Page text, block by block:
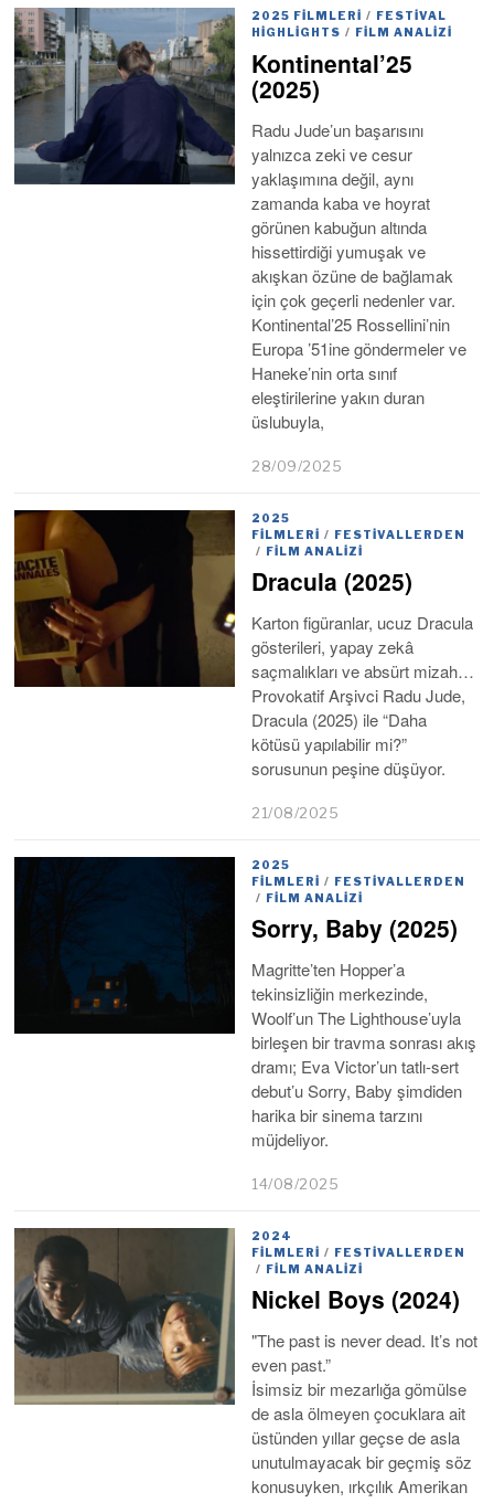
2025 FILMLERI /
FESTIVAL
HIGHLIGHTS / FILM ANALIZI
Kontinental’25
(2025)
Radu Jude’un başarısını
yalnızca zeki ve cesur
yaklaşımına değil, aynı
zamanda kaba ve hoyrat
görünen kabuğun altında
hissettirdiği yumuşak ve
akışkan özüne de bağlamak
için çok geçerli nedenler var.
Kontinental’25 Rossellini’nin
Europa ’51ine göndermeler ve
Haneke’nin orta sınıf
eleştirilerine yakın duran
üslubuyla,
28/09/2025
2025
FILMLERI / FESTIVALLERDEN
/ FILM ANALIZI
Dracula (2025)
Karton figüranlar, ucuz Dracula
gösterileri, yapay zekâ
saçmalıkları ve absürt mizah…
Provokatif Arşivci Radu Jude,
Dracula (2025) ile “Daha
kötüsü yapılabilir mi?”
sorusunun peşine düşüyor.
21/08/2025
2025
FILMLERI / FESTIVALLERDEN
/ FILM ANALIZI
Sorry, Baby (2025)
Magritte’ten Hopper’a
tekinsizliğin merkezinde,
Woolf’un The Lighthouse’uyla
birleşen bir travma sonrası akış
dramı; Eva Victor’un tatlı-sert
debut’u Sorry, Baby şimdiden
harika bir sinema tarzını
müjdeliyor.
14/08/2025
2024
FILMLERI / FESTIVALLERDEN
/ FILM ANALIZI
Nickel Boys (2024)
"The past is never dead. It’s not
even past.”
İsimsiz bir mezarlığa gömülse
de asla ölmeyen çocuklara ait
üstünden yıllar geçse de asla
unutulmayacak bir geçmiş söz
konusuyken, ırkçılık Amerikan